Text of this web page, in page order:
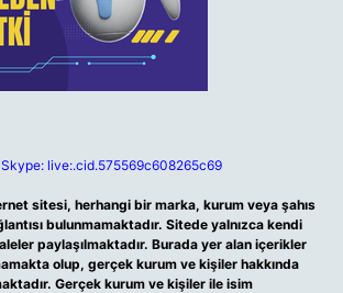
Skype: live:.cid.575569c608265c69
sitesi, herhangi bir marka, kurum veya şahıs
bulunmamaktadır. Sitede yalnızca kendi
paylaşılmaktadır. Burada yer alan içerikler
olup, gerçek kurum ve kişiler hakkında
Gerçek kurum ve kişiler ile isim